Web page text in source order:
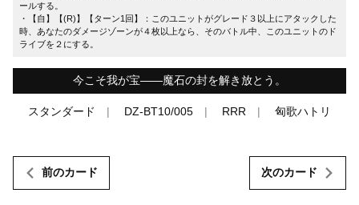
ールする。
・【自】【(R)】【ターン1回】：このユニットがグレード３以上にアタックした
時、あなたのダメージゾーンが４枚以上なら、そのバトル中、このユニットのド
ライブを２にする。
今こそ我が宝――魔石の封を解き放とう。
スタンダード DZ-BT10/005 RRR 匈歌ハトリ
前のカード 次のカード